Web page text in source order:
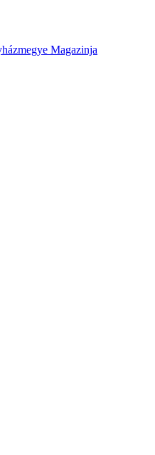
Magazinja